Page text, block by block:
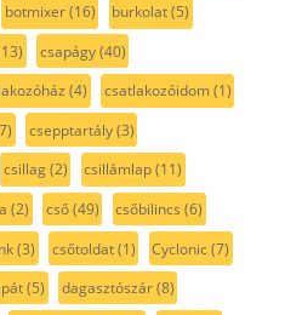
botmixer(16) burkolat(5)
csapágy(40)
(4) csatlakozóidom(1)
csepptartály(3)
csillag(2) csillámlap(11)
(2) cső(49) csőbilincs (6)
(3) csőtoldat(1) Cyclonic(7)
(5) dagasztószár(8)